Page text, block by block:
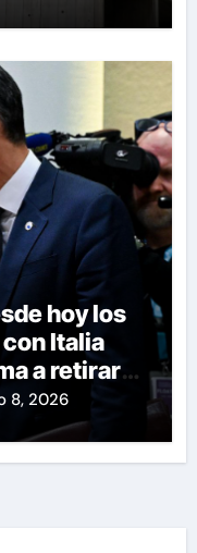
hoy los
Italia
a retirar
8, 2026